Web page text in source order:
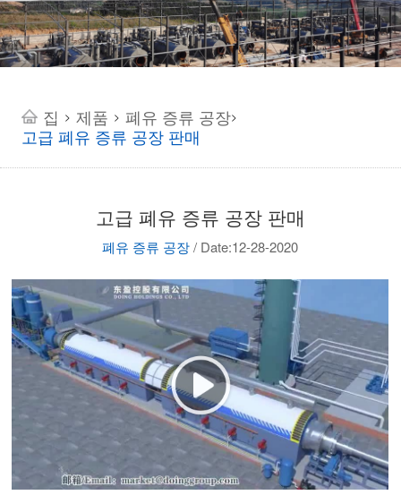
집 > 제품 > 폐유 증류 공장>
고급 폐유 증류 공장 판매
고급 폐유 증류 공장 판매
폐유 증류 공장 / Date:12-28-2020